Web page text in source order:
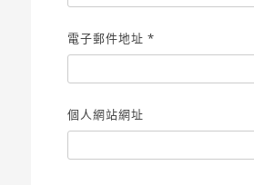
電子郵件地址*
個人網站網址